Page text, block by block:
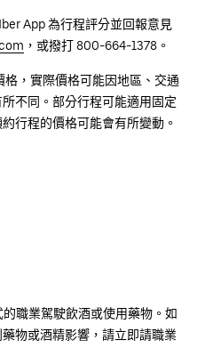
App 為行程評分並回報意見
，或撥打 800-664-1378。
，實際價格可能因地區、交通
不同。部分行程可能適用固定
行程的價格可能會有所變動。
職業駕駛飲酒或使用藥物。如
物或酒精影響，請立即請職業